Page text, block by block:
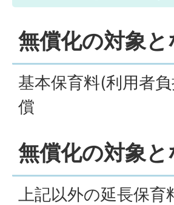
無償化の対象
基本保育料(利用者
償
無償化の対象
上記以外の延長保育